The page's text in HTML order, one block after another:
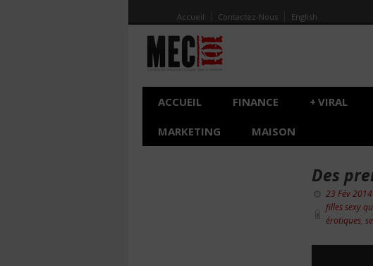
Accueil Contactez-Nous English
ACCUEIL FINANCE VIRAL
+
MARKETING MAISON
Des
23 Fév 2014
filles sexy
érotiques